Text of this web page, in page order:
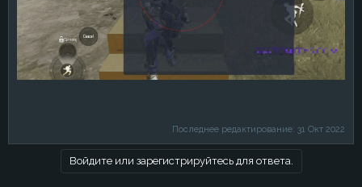
Последнее редактирование: 31 Окт 2022
Войдите или зарегистрируйтесь для ответа.